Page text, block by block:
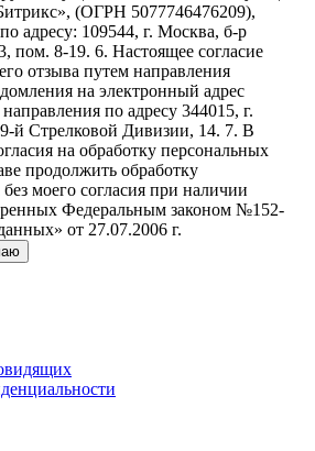
(ОГРН 5077746476209),
адресу: 109544, г. Москва, б-р
пом. 8-19. 6. Настоящее согласие
отзыва путем направления
на электронный адрес
по адресу 344015, г.
й Стрелковой Дивизии, 14. 7. В
на обработку персональных
продолжить обработку
моего согласия при наличии
Федеральным законом №152-
от 27.07.2006 г.